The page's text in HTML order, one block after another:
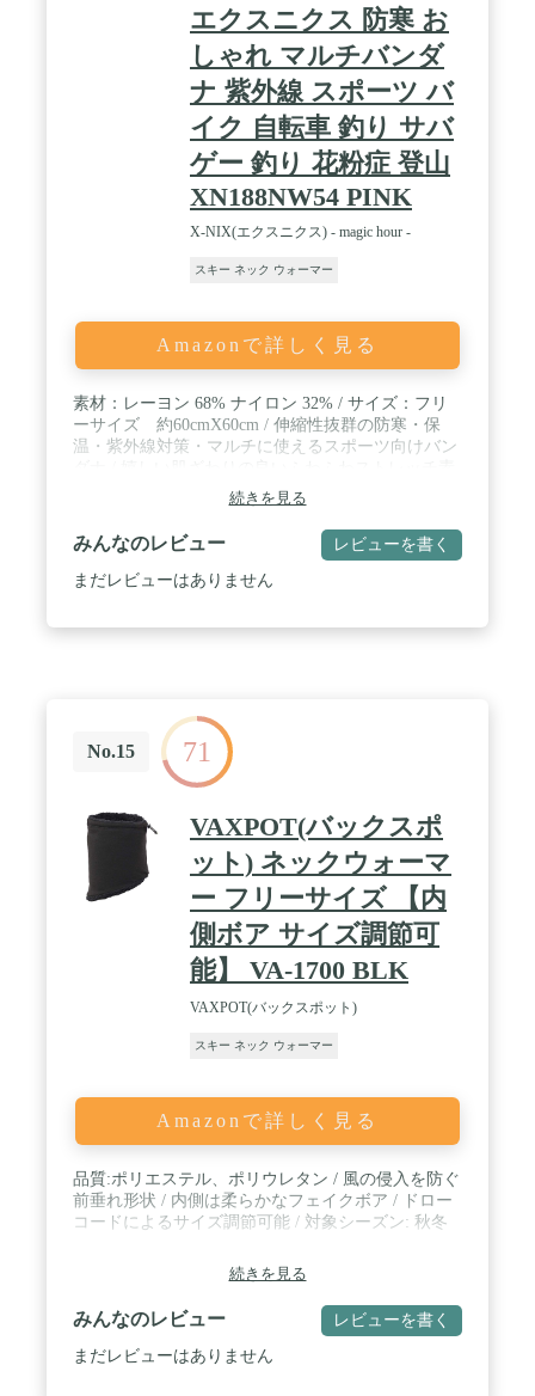
の仕事や通勤、通学に時の防寒アイテムで作業用や
アウトドアシーンでも自然にお使いになれます。 フ
リーサイズでメンズ レディース男女兼用 問わずに
装着できます。 / ✅【多機能ネックウォーマー】 フ
ェイスマスク / フェイスカバー / ネックガード / ネ
ックゲイター / ネックカバー / フェイスガード / フ
ェイスウォーマー 【使用環境】 スポーツ : 運動 / ス
ノボ / スキー / ゴルフ / サッカー / 陸上 / ウォーキン
グ / サッカー / 野球 / ランニング / ジョギング アウ
トドア : フィッシング / 釣り / キャンプ / 登山 / ハイ
キング / トレッキング / アクティビティ : バイク /
エクスニクス 防寒 お
しゃれ マルチバンダ
ナ 紫外線 スポーツ バ
イク 自転車 釣り サバ
ゲー 釣り 花粉症 登山
XN188NW54 PINK
X-NIX(エクスニクス) - magic hour -
スキー ネック ウォーマー
Amazonで詳しく見る
素材：レーヨン 68% ナイロン 32% / サイズ：フリ
ーサイズ 約60cmX60cm / 伸縮性抜群の防寒・保
温・紫外線対策・マルチに使えるスポーツ向けバン
材。リバーシブルデザインがお洒落♪ / 【こちらの
商品はamazonの規約に則りマジック・アワーが責任
を持って販売します。】
続きを見る
みんなのレビュー レビューを書く
まだレビューはありません
No.15 71
VAXPOT(バックスポ
ット) ネックウォーマ
ー フリーサイズ 【内
側ボア サイズ調節可
能】 VA-1700 BLK
VAXPOT(バックスポット)
スキー ネック ウォーマー
Amazonで詳しく見る
品質:ポリエステル、ポリウレタン / 風の侵入を防ぐ
前垂れ形状 / 内側は柔らかなフェイクボア / ドロー
コードによるサイズ調節可能 / 対象シーズン: 秋冬
続きを見る
みんなのレビュー レビューを書く
まだレビューはありません